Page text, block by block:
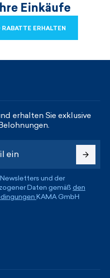
Einkäufe
ERHALTEN
erhalten Sie exklusive
und der
Daten gemäß den
KAMA GmbH